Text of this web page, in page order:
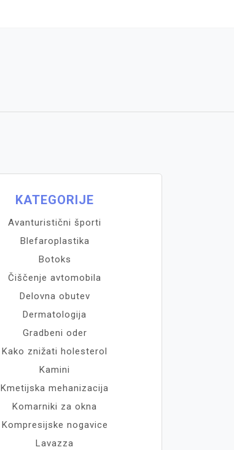
KATEGORIJE
Avanturistični športi
Blefaroplastika
Botoks
Čiščenje avtomobila
Delovna obutev
Dermatologija
Gradbeni oder
Kako znižati holesterol
Kamini
Kmetijska mehanizacija
Komarniki za okna
Kompresijske nogavice
Lavazza